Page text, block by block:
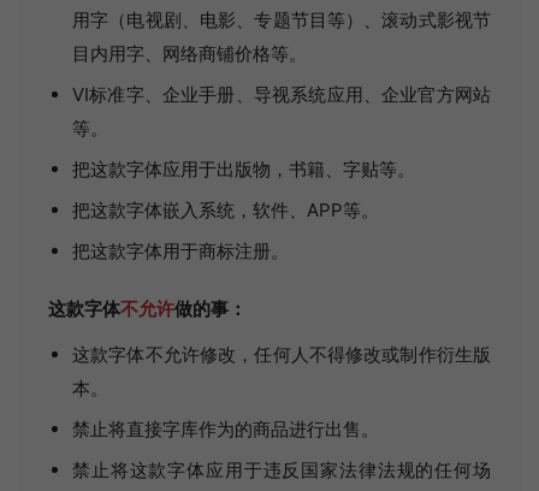
用字（电视剧、电影、专题节目等）、滚动式影视节
目内用字、网络商铺价格等。
VI标准字、企业手册、导视系统应用、企业官方网站
等。
把这款字体应用于出版物，书籍、字贴等。
把这款字体嵌入系统，软件、APP等。
把这款字体用于商标注册。
这款字体不允许做的事：
这款字体不允许修改，任何人不得修改或制作衍生版
本。
禁止将直接字库作为的商品进行出售。
禁止将这款字体应用于违反国家法律法规的任何场